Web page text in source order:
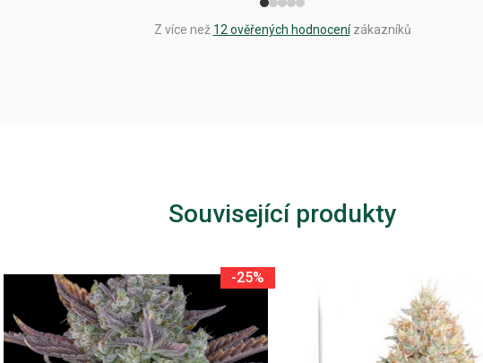
Z více než 12 ověřených hodnocenízákazníků
Související produkty
-25%